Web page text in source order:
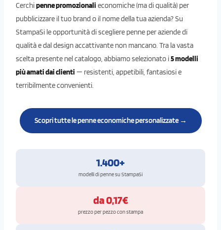
Cerchipenne promozionali economiche (ma di qualità) per
pubblicizzare il tuo brand o il nome della tua azienda? Su
StampaSi le opportunità di scegliere penne per aziende di
qualità e dal design accattivante non mancano. Tra la vasta
scelta presente nel catalogo, abbiamo selezionato i5 modelli
più amati dai clienti — resistenti, appetibili, fantasiosi e
terribilmente convenienti.
Scopri tutte le penne economiche personalizzate →
1.400+
modelli di penne su StampaSi
da 0,17€
prezzo per pezzo con stampa